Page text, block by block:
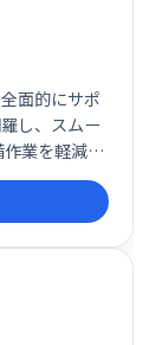
面的にサポ
し、スムー
業を軽減